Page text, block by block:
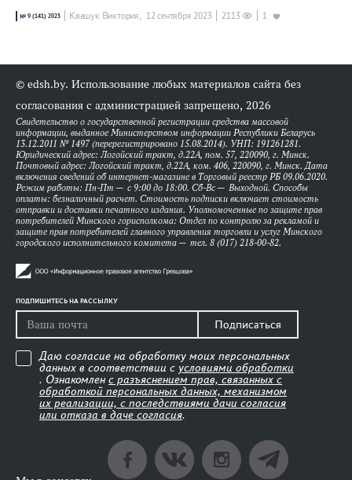
№ 9 (141) 2023 Квашук Виктория, 12 сентября 2023 2113 1
© edsh.by. Использование любых материалов сайта без
согласования с администрацией запрещено, 2026
Свидетельство о государственной регистрации средства массовой
информации, выданное Министерством информации Республики Беларусь
13.12.2011 № 1497 (перерегистрировано 15.08.2014). УНП: 191261281.
Юридический адрес: Логойский тракт, д.22А, пом. 57, 220090, г. Минск.
Почтовый адрес: Логойский тракт, д.22А, ком. 406, 220090, г. Минск. Дата
включения сведений об интернет-магазине в Торговый реестр РБ 09.06.2020.
Режим работы: Пн-Пт — с 9:00 до 18:00. Сб-Вс — Выходной. Способы
оплаты: безналичный расчет. Стоимость подписки включает стоимость
отправки и доставки печатного издания. Уполномоченные по защите прав
потребителей Минского горисполкома: Отдел по контролю за рекламой и
защите прав потребителей главного управления торговли и услуг Минского
городского исполнительного комитета — тел. 8 (017) 218-00-82.
ПОДПИШИТЕСЬ НА РАССЫЛКУ
Подписаться
Даю согласие на обработку моих персональных
данных в соответствии с условиями обработки
. Ознакомлен с разъяснением прав, связанных с
обработкой персональных данных, механизмом
их реализации, с последствиями дачи согласия
или отказа в даче согласия.